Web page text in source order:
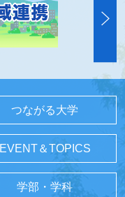
つながる大学
EVENT＆TOPICS
学部・学科